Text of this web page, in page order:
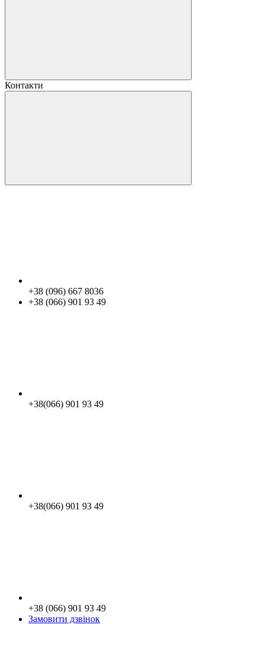
Контакти
+38 (096) 667 8036
+38 (066) 901 93 49
+38(066) 901 93 49
+38(066) 901 93 49
+38 (066) 901 93 49
Замовити дзвінок